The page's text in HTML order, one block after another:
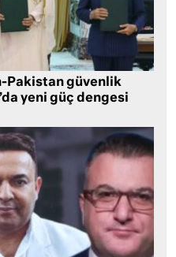
Pakistan güvenlik
yeni güç dengesi